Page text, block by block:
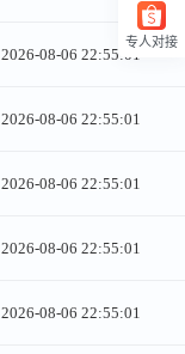
2026-08-06 22:55:01
2026-08-06 22:55:01
2026-08-06 22:55:01
2026-08-06 22:55:01
2026-08-06 22:55:01
专人对接
回顶部